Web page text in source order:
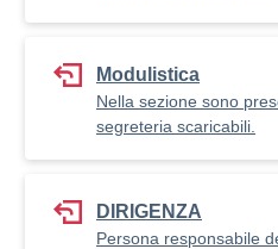
Modulistica
Nella sezione sono
segreteria scaricabili.
DIRIGENZA
Persona responsabile